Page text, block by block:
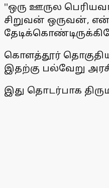
''ஒரு ஊருல
சிறுவன் ஒருவன்,
கொளத்தூர்
இதற்கு பல்வேறு
இது தொடர்பாக